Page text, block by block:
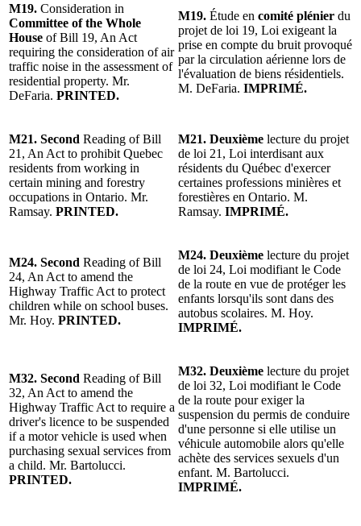
M19. Consideration in
Committee of the Whole
House of Bill 19, An Act
requiring the consideration of air
traffic noise in the assessment of
residential property. Mr.
DeFaria. PRINTED.
M19. Étude en comité plénier du
projet de loi 19, Loi exigeant la
prise en compte du bruit provoqué
par la circulation aérienne lors de
l'évaluation de biens résidentiels.
M. DeFaria. IMPRIMÉ.
M21. Second Reading of Bill
21, An Act to prohibit Quebec
residents from working in
certain mining and forestry
occupations in Ontario. Mr.
Ramsay. PRINTED.
M21. Deuxième lecture du projet
de loi 21, Loi interdisant aux
résidents du Québec d'exercer
certaines professions minières et
forestières en Ontario. M.
Ramsay. IMPRIMÉ.
M24. Second Reading of Bill
24, An Act to amend the
Highway Traffic Act to protect
children while on school buses.
Mr. Hoy. PRINTED.
M24. Deuxième lecture du projet
de loi 24, Loi modifiant le Code
de la route en vue de protéger les
enfants lorsqu'ils sont dans des
autobus scolaires. M. Hoy.
IMPRIMÉ.
M32. Second Reading of Bill
32, An Act to amend the
Highway Traffic Act to require a
driver's licence to be suspended
if a motor vehicle is used when
purchasing sexual services from
a child. Mr. Bartolucci.
PRINTED.
M32. Deuxième lecture du projet
de loi 32, Loi modifiant le Code
de la route pour exiger la
suspension du permis de conduire
d'une personne si elle utilise un
véhicule automobile alors qu'elle
achète des services sexuels d'un
enfant. M. Bartolucci.
IMPRIMÉ.